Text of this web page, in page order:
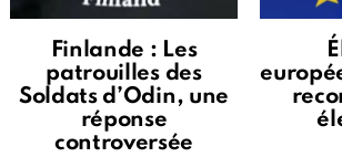
Finlande : Les
patrouilles des
Soldats d’Odin, une
réponse
controversée